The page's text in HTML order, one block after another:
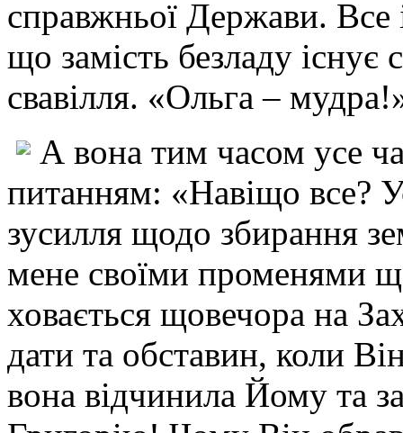
справжньої Держави.
що замість безладу існує
свавілля. «Ольга –
А вона тим часом усе
питанням: «Навіщо все?
зусилля щодо збирання
мене своїми променями
ховається щовечора на
дати та обставин, коли
вона відчинила Йому та